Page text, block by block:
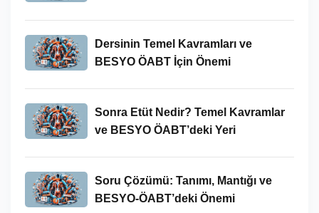
Dersinin Temel Kavramları ve
BESYO ÖABT İçin Önemi
Sonra Etüt Nedir? Temel Kavramlar
ve BESYO ÖABT’deki Yeri
Soru Çözümü: Tanımı, Mantığı ve
BESYO-ÖABT’deki Önemi